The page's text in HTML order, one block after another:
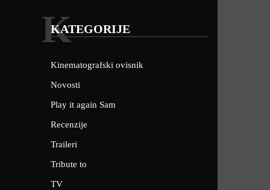
KATEGORIJE
K
Kinematografski ovisnik
Novosti
Play it again Sam
Recenzije
Traileri
Tribute to
TV